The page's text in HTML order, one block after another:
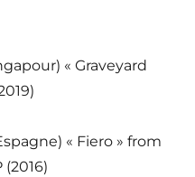
« Graveyard
« Fiero » from